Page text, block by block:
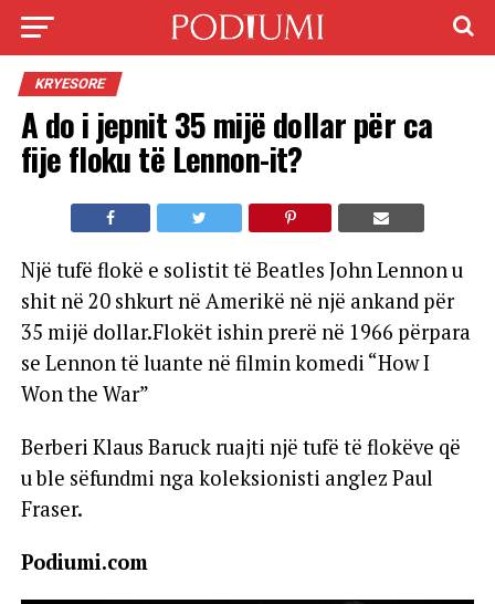
KRYESORE
A do i jepnit 35 mijë dollar për ca
fije floku të Lennon-it?
Një tufë flokë e solistit të Beatles John Lennon u
shit në 20 shkurt në Amerikë në një ankand për
35 mijë dollar.Flokët ishin prerë në 1966 përpara
se Lennon të luante në filmin komedi “How I
Won the War”
Berberi Klaus Baruck ruajti një tufë të flokëve që
u ble sëfundmi nga koleksionisti anglez Paul
Fraser.
Podiumi.com